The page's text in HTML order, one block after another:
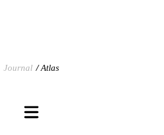
Journal Atlas